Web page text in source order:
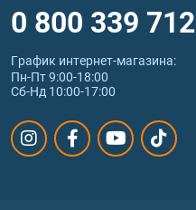
0 800 339 712
График интернет‑магазина:
Пн-Пт 9:00-18:00
Сб-Нд 10:00-17:00